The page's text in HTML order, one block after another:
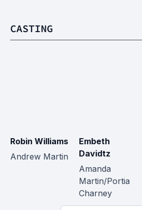
CASTING
Robin Williams
Andrew Martin
Embeth
Davidtz
Amanda
Martin/Portia
Charney